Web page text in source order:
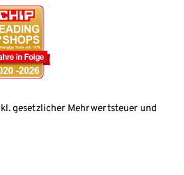
gesetzlicher Mehrwertsteuer und